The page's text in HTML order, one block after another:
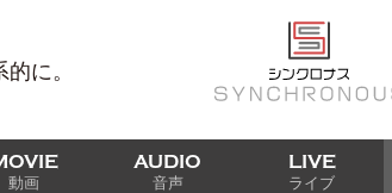
に。
動画
AUDIO
音声
LIVE
ライブ